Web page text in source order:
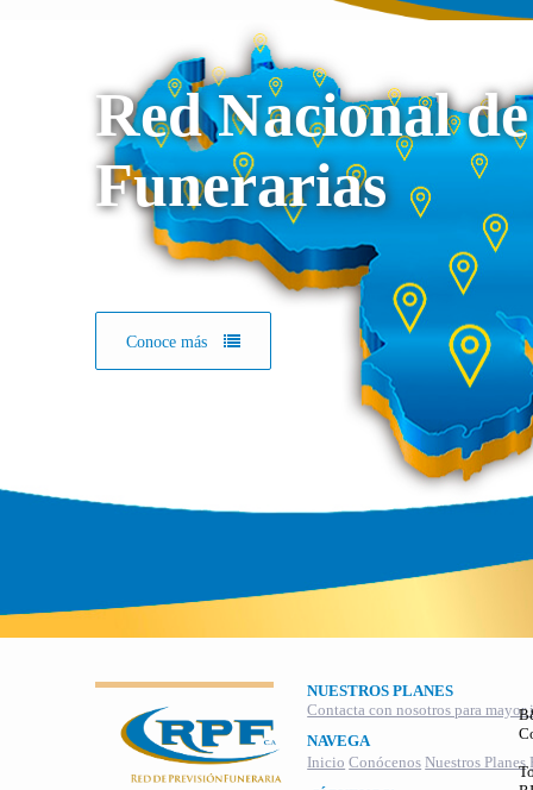
Red Nacional de
Funerarias
Conoce más
NUESTROS PLANES
Contacta con nosotros para
NAVEGA
Inicio Conócenos Nuestros Planes